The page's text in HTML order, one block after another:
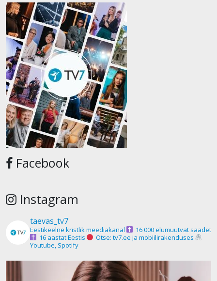
Facebook
Instagram
taevas_tv7
Eestikeelne kristlik meediakanal
16 000 elumuutvat saadet
16 aastat Eestis
Otse: tv7.ee ja mobiilirakenduses
Youtube, Spotify